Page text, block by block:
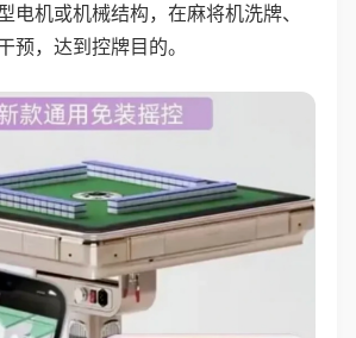
电机或机械结构，在麻将机洗牌、
预，达到控牌目的。